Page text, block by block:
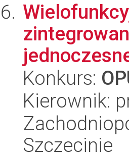
Konkurs:
Kierownik:
Szczecinie